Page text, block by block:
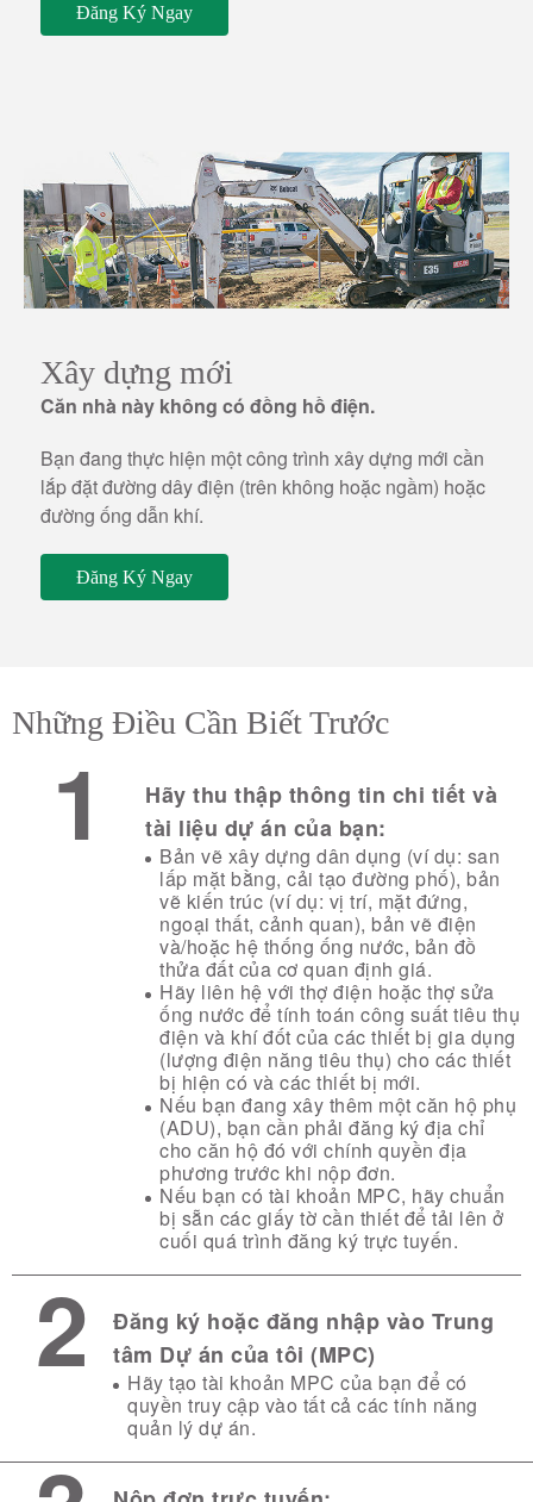
Đăng Ký Ngay
Xây dựng mới
Căn nhà này không có đồng hồ điện.
Bạn đang thực hiện một công trình xây dựng mới cần
lắp đặt đường dây điện (trên không hoặc ngầm) hoặc
đường ống dẫn khí.
Đăng Ký Ngay
Những Điều Cần Biết Trước
1
Hãy thu thập thông tin chi tiết và
tài liệu dự án của bạn:
Bản vẽ xây dựng dân dụng (ví dụ: san
lấp mặt bằng, cải tạo đường phố), bản
vẽ kiến ​​trúc (ví dụ: vị trí, mặt đứng,
ngoại thất, cảnh quan), bản vẽ điện
và/hoặc hệ thống ống nước, bản đồ
thửa đất của cơ quan định giá.
Hãy liên hệ với thợ điện hoặc thợ sửa
ống nước để tính toán công suất tiêu thụ
điện và khí đốt của các thiết bị gia dụng
(lượng điện năng tiêu thụ) cho các thiết
bị hiện có và các thiết bị mới.
Nếu bạn đang xây thêm một căn hộ phụ
(ADU), bạn cần phải đăng ký địa chỉ
cho căn hộ đó với chính quyền địa
phương trước khi nộp đơn.
Nếu bạn có tài khoản MPC, hãy chuẩn
bị sẵn các giấy tờ cần thiết để tải lên ở
cuối quá trình đăng ký trực tuyến.
2
Đăng ký hoặc đăng nhập vào Trung
tâm Dự án của tôi (MPC)
Hãy tạo tài khoản MPC của bạn để có
quyền truy cập vào tất cả các tính năng
quản lý dự án.